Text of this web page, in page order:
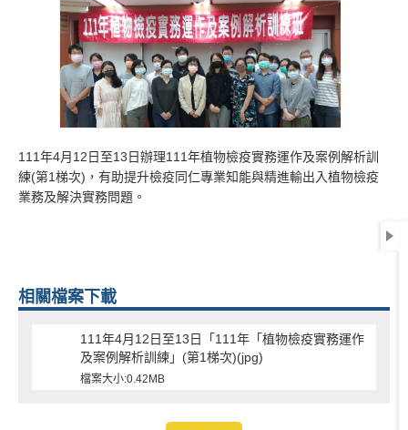
111年4月12日至13日辦理111年植物檢疫實務運作及案例解析訓
練(第1梯次)，有助提升檢疫同仁專業知能與精進輸出入植物檢疫
業務及解決實務問題。
相關檔案下載
111年4月12日至13日「111年「植物檢疫實務運作
及案例解析訓練」(第1梯次)(jpg)
檔案大小:0.42MB